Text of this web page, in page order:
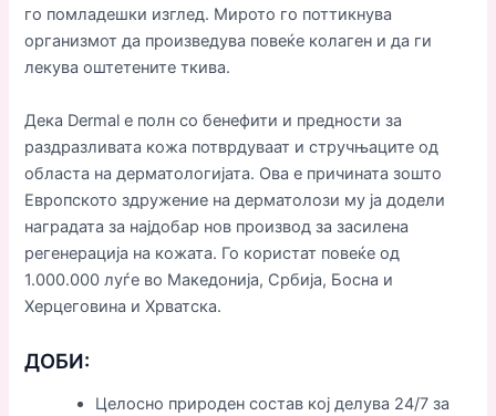
го помладешки изглед. Мирото го поттикнува
организмот да произведува повеќе колаген и да ги
лекува оштетените ткива.
Дека Dermal е полн со бенефити и предности за
раздразливата кожа потврдуваат и стручњаците од
областа на дерматологијата. Ова е причината зошто
Европското здружение на дерматолози му ја додели
наградата за најдобар нов производ за засилена
регенерација на кожата. Го користат повеќе од
1.000.000 луѓе во Македонија, Србија, Босна и
Херцеговина и Хрватска.
ДОБИ:
Целосно природен состав кој делува 24/7 за